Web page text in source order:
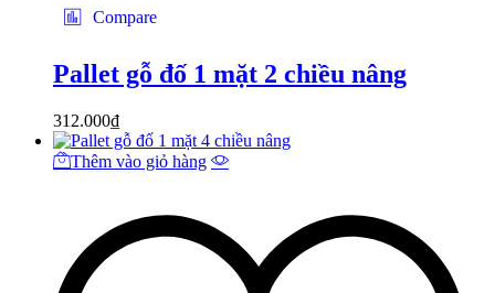
Compare
Pallet gỗ đố 1 mặt 2 chiều nâng
312.000₫
Thêm vào giỏ hàng